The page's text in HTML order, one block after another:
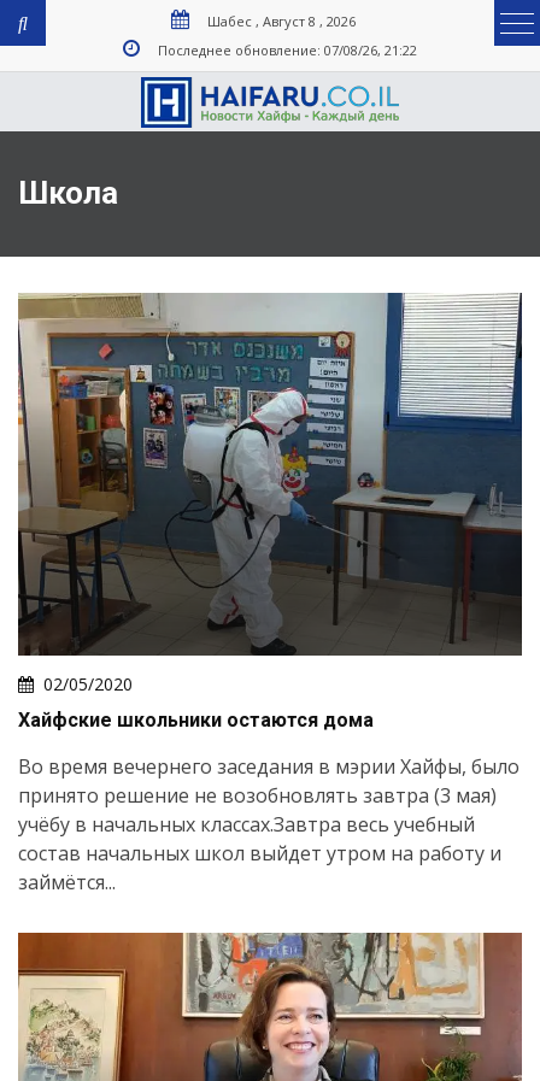
Шабес , Август 8 , 2026
Последнее обновление: 07/08/26, 21:22
Школа
02/05/2020
Хайфские школьники остаются дома
Во время вечернего заседания в мэрии Хайфы, было
принято решение не возобновлять завтра (3 мая)
учёбу в начальных классах.Завтра весь учебный
состав начальных школ выйдет утром на работу и
займётся...